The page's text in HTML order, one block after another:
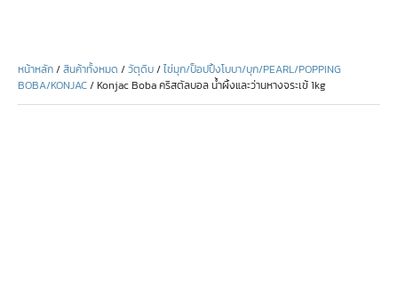
หน้าหลัก/สินค้าทั้งหมด /วัตุดิบ/ไข่มุก/ป็อปปิ้งโบบา/บุก/PEARL/POPPING
BOBA/KONJAC/ Konjac Boba คริสตัลบอล น้ำผิ้งและว่านหางจระเข้ 1kg